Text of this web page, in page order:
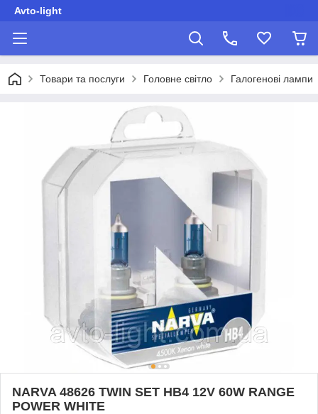
Avto-light
Товари та послуги Головне світло Галогенові лампи
NARVA 48626 TWIN SET HB4 12V 60W RANGE
POWER WHITE